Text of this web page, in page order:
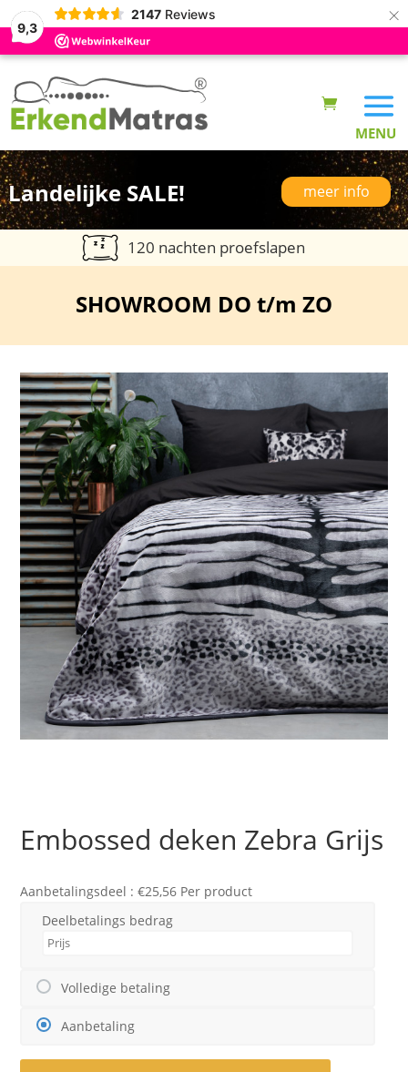
9,3
2147 Reviews ×
Landelijke SALE! meer info
120 nachten proefslapen
SHOWROOM DO t/m ZO
Embossed deken Zebra Grijs
Aanbetalingsdeel :€25,56 Per product
Deelbetalings bedrag
Volledige betaling
Aanbetaling